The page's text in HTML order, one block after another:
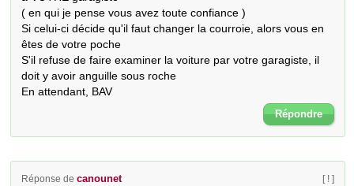
( en qui je pense vous avez toute confiance )
Si celui-ci décide qu'il faut changer la courroie, alors vous en
êtes de votre poche
S'il refuse de faire examiner la voiture par votre garagiste, il
doit y avoir anguille sous roche
En attendant, BAV
Répondre
Réponse decanounet [ ! ]